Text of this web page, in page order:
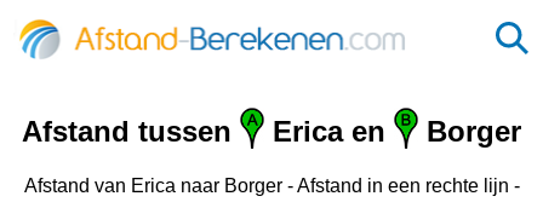
Afstand tussen Erica en Borger
Afstand van Erica naar Borger - Afstand in een rechte lijn -